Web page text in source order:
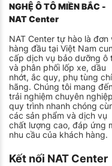
Tiết kiệm 5 – 10%
Hệ thống quản lý
soát tiết kiệm nhiên
Dòng ắc quy EFB
Nâng tầm nhận
cầu. Dòng ắc quy
suất cùng với dung
Được đánh giá
Tạo ra dựa vào
NGHỆ Ô TÔ MIỀN BẮC -
NAT Center
NAT Center tự hào là đơn
hàng đầu tại Việt Nam
cấp dịch vụ bảo dưỡng ô
và phân phối lốp xe, dầu
nhớt, ắc quy, phụ tùng
hãng. Chúng tôi mang
trải nghiệm chuyên
quy trình nhanh chóng
các sản phẩm và dịch vụ
chất lượng cao, đáp ứng
nhu cầu của khách hàng.
Kết nối NAT Center